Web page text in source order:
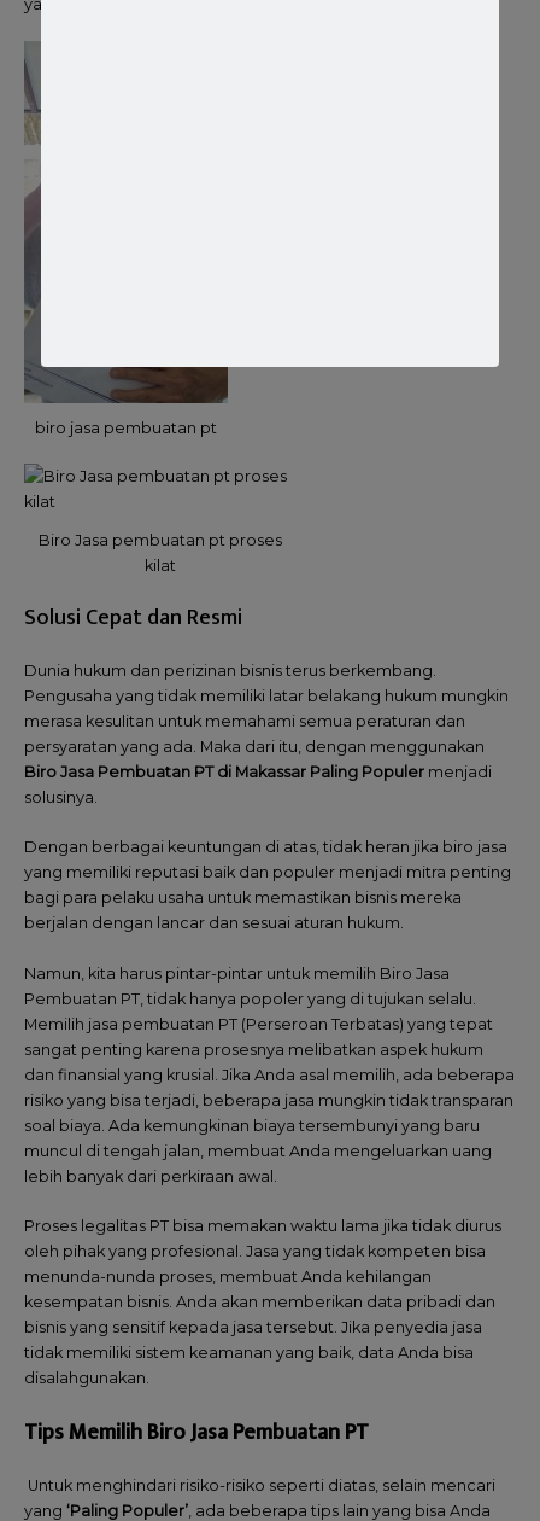
yang rumit.
biro jasa pembuatan pt
Biro Jasa pembuatan pt proses
kilat
Solusi Cepat dan Resmi
Dunia hukum dan perizinan bisnis terus berkembang.
Pengusaha yang tidak memiliki latar belakang hukum mungkin
merasa kesulitan untuk memahami semua peraturan dan
persyaratan yang ada. Maka dari itu, dengan menggunakan
Biro Jasa Pembuatan PT di Makassar Paling Populer menjadi
solusinya.
Dengan berbagai keuntungan di atas, tidak heran jika biro jasa
yang memiliki reputasi baik dan populer menjadi mitra penting
bagi para pelaku usaha untuk memastikan bisnis mereka
berjalan dengan lancar dan sesuai aturan hukum.
Namun, kita harus pintar-pintar untuk memilih Biro Jasa
Pembuatan PT, tidak hanya popoler yang di tujukan selalu.
Memilih jasa pembuatan PT (Perseroan Terbatas) yang tepat
sangat penting karena prosesnya melibatkan aspek hukum
dan finansial yang krusial. Jika Anda asal memilih, ada beberapa
risiko yang bisa terjadi, beberapa jasa mungkin tidak transparan
soal biaya. Ada kemungkinan biaya tersembunyi yang baru
muncul di tengah jalan, membuat Anda mengeluarkan uang
lebih banyak dari perkiraan awal.
Proses legalitas PT bisa memakan waktu lama jika tidak diurus
oleh pihak yang profesional. Jasa yang tidak kompeten bisa
menunda-nunda proses, membuat Anda kehilangan
kesempatan bisnis. Anda akan memberikan data pribadi dan
bisnis yang sensitif kepada jasa tersebut. Jika penyedia jasa
tidak memiliki sistem keamanan yang baik, data Anda bisa
disalahgunakan.
Tips Memilih Biro Jasa Pembuatan PT
Untuk menghindari risiko-risiko seperti diatas, selain mencari
yang ‘Paling Populer’ , ada beberapa tips lain yang bisa Anda